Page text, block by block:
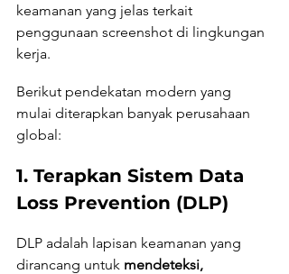
keamanan yang jelas terkait
penggunaan screenshot di lingkungan
kerja.
Berikut pendekatan modern yang
mulai diterapkan banyak perusahaan
global:
1. Terapkan Sistem Data
Loss Prevention (DLP)
DLP adalah lapisan keamanan yang
dirancang untuk mendeteksi,